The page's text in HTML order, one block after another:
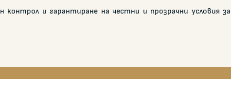
контрол и гарантиране на честни и прозрачни условия за